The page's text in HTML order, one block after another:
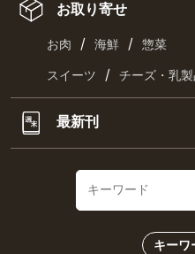
お取り寄せ
お肉 / 海鮮 / 惣菜
スイーツ / チーズ・乳製
最新刊
キーワ